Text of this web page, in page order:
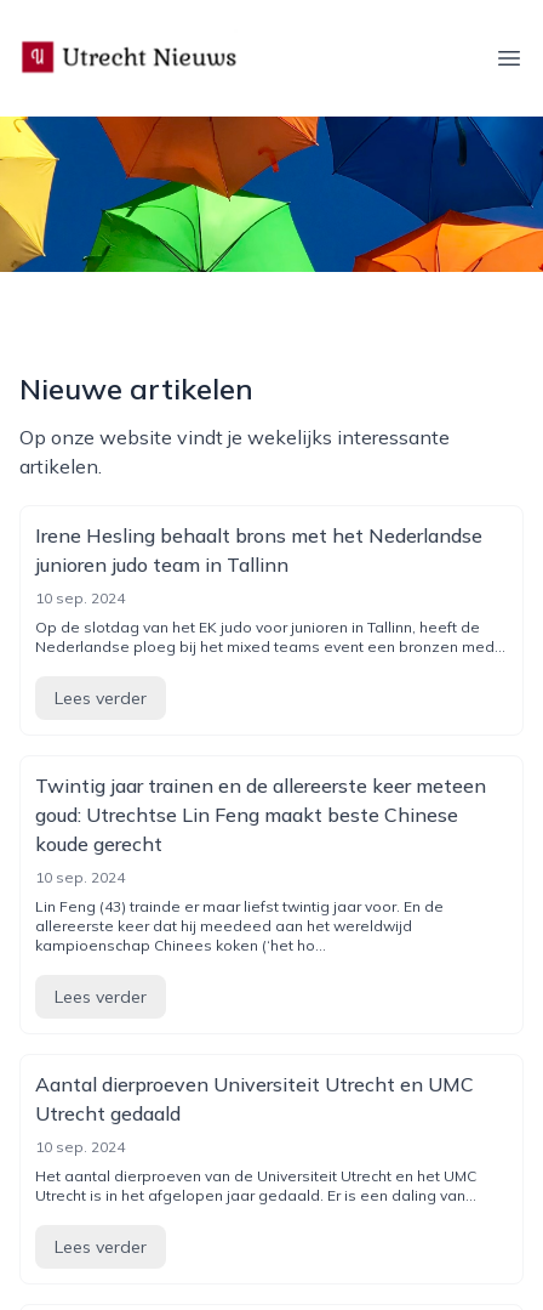
utrecht-nieuws.nl
Nieuwe artikelen
Op onze website vindt je wekelijks interessante
artikelen.
Irene Hesling behaalt brons met het Nederlandse
junioren judo team in Tallinn
10 sep. 2024
Op de slotdag van het EK judo voor junioren in Tallinn, heeft de
Nederlandse ploeg bij het mixed teams event een bronzen med...
Lees verder
Twintig jaar trainen en de allereerste keer meteen
goud: Utrechtse Lin Feng maakt beste Chinese
koude gerecht
10 sep. 2024
Lin Feng (43) trainde er maar liefst twintig jaar voor. En de
allereerste keer dat hij meedeed aan het wereldwijd
kampioenschap Chinees koken (‘het ho...
Lees verder
Aantal dierproeven Universiteit Utrecht en UMC
Utrecht gedaald
10 sep. 2024
Het aantal dierproeven van de Universiteit Utrecht en het UMC
Utrecht is in het afgelopen jaar gedaald. Er is een daling van...
Lees verder